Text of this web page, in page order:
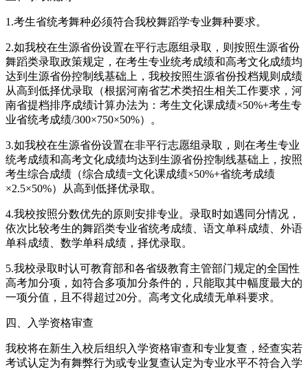
1.考生省统考舞种必须符合我校舞蹈学专业舞种要求。
2.如我校在生源省份设置在平行志愿组录取，则按照生源省份
舞蹈类录取政策规定，在考生专业统考成绩和高考文化成绩均
达到生源省份控制线基础上，我校按照生源省份投档规则成绩
从高到低择优录取（根据河南省艺术类招生相关工作要求，河
南省提档排序成绩计算办法为：考生文化课成绩×50%+考生专
业省统考成绩/300×750×50%）。
3.如我校在生源省份设置在非平行志愿组录取，则在考生专业
统考成绩和高考文化成绩均达到生源省份控制线基础上，按照
考生综合成绩（综合成绩=文化课成绩×50%+省统考成绩
×2.5×50%）从高到低择优录取。
4.我校按照分数优先的原则安排专业。录取时如遇同分情况，
依次比较考生的舞蹈类专业省统考成绩、语文单科成绩、外语
单科成绩、数学单科成绩，择优录取。
5.我校录取时认可教育部和各省级教育主管部门规定的全国性
高考加分项，如符合多项加分条件的，只能取其中幅度最大的
一项分值，且不得超过20分。高考文化成绩无单科要求。
四、入学资格审查
我校将在新生入校后组织入学资格审查和专业复查，经查实若
考试认定为有舞弊行为或专业复查认定为专业水平不符合入学